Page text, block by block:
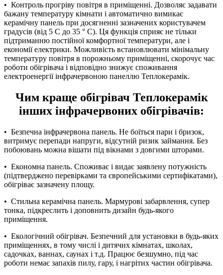
• Контроль прогріву повітря в приміщенні. Дозволяє задавати
бажану температуру кімнати і автоматично вимикає
керамічну панель при досягненні зазначених користувачем
градусів (від 5 С до 35 ° С). Ця функція сприяє не тільки
підтриманню постійної комфортної температури, але і
економії електрики. Можливість встановлювати мінімальну
температуру повітря в порожньому приміщенні, скорочує час
роботи обігрівача і відповідно знижує споживання
електроенергії інфрачервоною панеллю Теплокерамік.
Чим краще обігрівач Теплокерамік
інших інфрачервоних обігрівачів:
• Безпечна інфрачервона панель. Не боїться пари і бризок,
витримує перепади напруги, відсутній ризик займання. Без
побоювань можна вішати під вікнами з довгими шторами.
• Економна панель. Споживає і видає заявлену потужність
(підтверджено перевірками та європейськими сертифікатами),
обігріває зазначену площу.
• Стильна керамічна панель. Мармурові забарвлення, супер
тонка, підкреслить і доповнить дизайн будь-якого
приміщення.
• Екологічний обігрівач. Безпечний для установки в будь-яких
приміщеннях, в тому числі і дитячих кімнатах, школах,
садочках, ваннах, саунах і т.д. Працює безшумно, під час
роботи немає запахів пилу, гару, і нагрітих частин обігрівача.